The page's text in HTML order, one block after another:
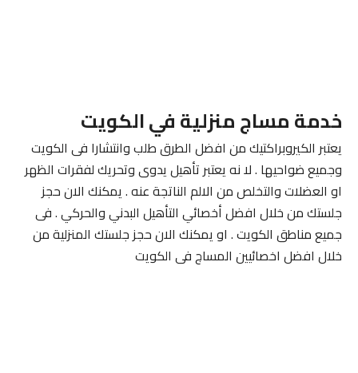
خدمة مساج منزلية في الكويت
يعتبر الكيروبراكتيك من افضل الطرق طلب وانتشارا فى الكويت
وجميع ضواحيها . لا نه يعتبر تأهيل يدوى وتحريك لفقرات الظهر
او العضلات والتخلص من الالم الناتجة عنه . يمكنك الان حجز
جلستك من خلال افضل أخصائي التأهيل البدني والحركي . فى
جميع مناطق الكويت . او يمكنك الان حجز جلستك المنزلية من
خلال افضل اخصائيين المساج فى الكويت